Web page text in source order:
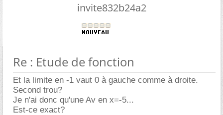
invite832b24a2
Re : Etude de fonction
Et la limite en -1 vaut 0 à gauche comme à droite.
Second trou?
Je n'ai donc qu'une Av en x=-5...
Est-ce exact?